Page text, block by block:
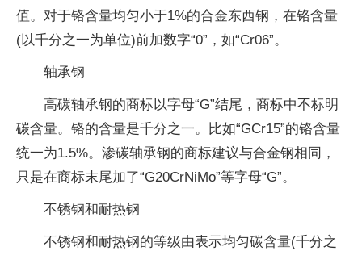
值。对于铬含量均匀小于1%的合金东西钢，在铬含量
(以千分之一为单位)前加数字“0”，如“Cr06”。
轴承钢
高碳轴承钢的商标以字母“G”结尾，商标中不标明
碳含量。铬的含量是千分之一。比如“GCr15”的铬含量
统一为1.5%。渗碳轴承钢的商标建议与合金钢相同，
只是在商标末尾加了“G20CrNiMo”等字母“G”。
不锈钢和耐热钢
不锈钢和耐热钢的等级由表示均匀碳含量(千分之